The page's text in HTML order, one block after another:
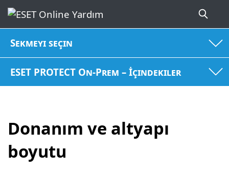
Sekmeyi seçin
ESET PROTECT On-Prem – İçindekiler
Donanım ve altyapı
boyutu